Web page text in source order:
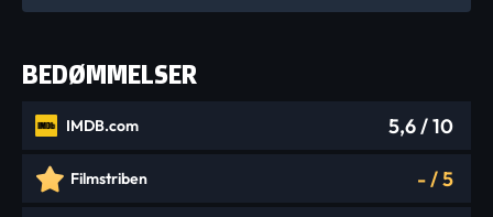
BEDØMMELSER
IMDB.com 5,6/ 10
Filmstriben -/5